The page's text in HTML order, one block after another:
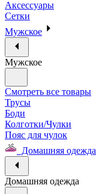
Аксессуары
Сетки
Мужское
Мужское
Смотреть все товары
Трусы
Боди
Колготки/Чулки
Пояс для чулок
Домашняя одежда
Домашняя одежда